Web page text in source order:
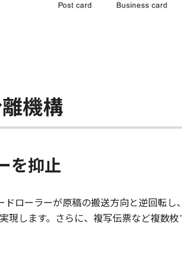
機構
を抑止
ローラーが原稿の搬送方向と逆回転
します。さらに、複写伝票など複数